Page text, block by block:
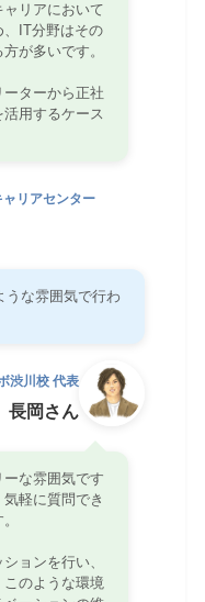
リアにおいて
IT分野はその
が多いです。
ターから正社
用するケース
リアセンター
うな雰囲気で行わ
渋川校 代表
長岡さん
な雰囲気です
軽に質問でき
ョンを行い、
のような環境